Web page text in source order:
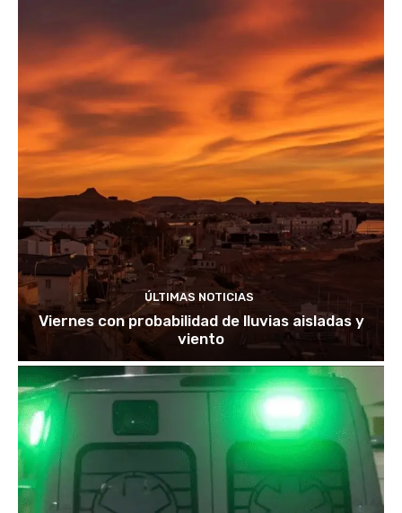
ÚLTIMAS NOTICIAS
Viernes con probabilidad de lluvias aisladas y
viento